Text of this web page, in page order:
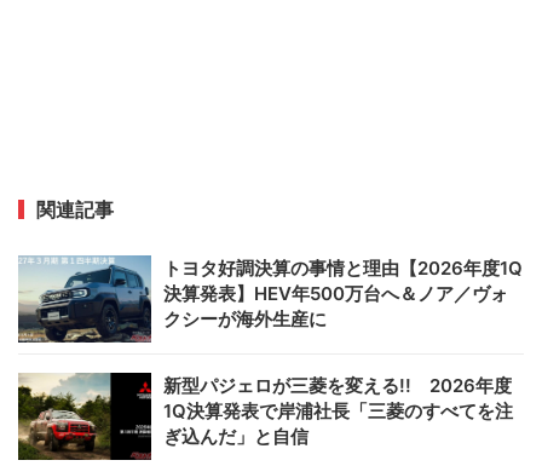
関連記事
トヨタ好調決算の事情と理由【2026年度1Q
決算発表】HEV年500万台へ＆ノア／ヴォ
クシーが海外生産に
新型パジェロが三菱を変える!! 2026年度
1Q決算発表で岸浦社長「三菱のすべてを注
ぎ込んだ」と自信